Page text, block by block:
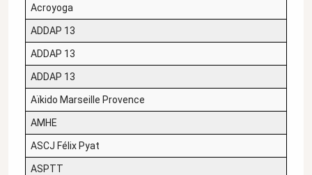
Acroyoga
ADDAP 13
ADDAP 13
ADDAP 13
Aïkido Marseille Provence
AMHE
ASCJ Félix Pyat
ASPTT